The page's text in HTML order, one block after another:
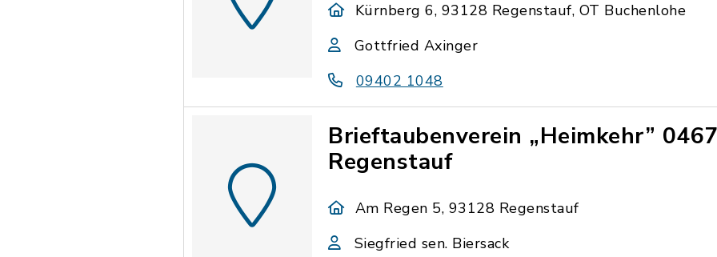
Kürnberg 6, 93128 Regenstauf, OT Buchenlohe
Gottfried Axinger
09402 1048
Brieftaubenverein „Heimkehr”
Regenstauf
Am Regen 5, 93128 Regenstauf
Siegfried sen. Biersack